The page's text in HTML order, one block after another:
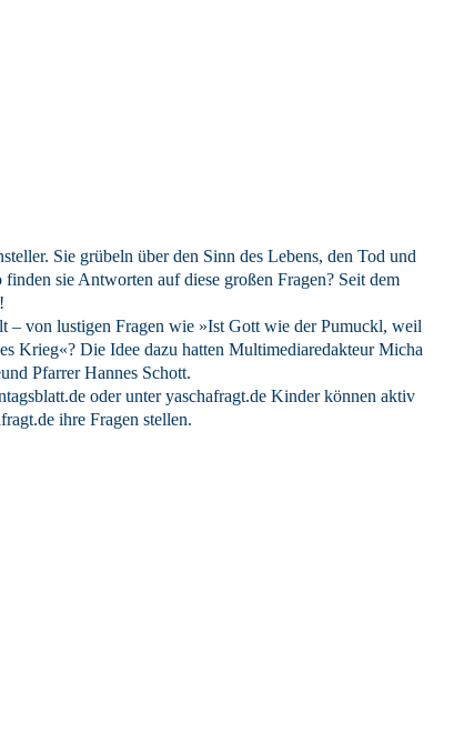
Sie grübeln über den Sinn des Lebens, den Tod und
sie Antworten auf diese großen Fragen? Seit dem
– von lustigen Fragen wie »Ist Gott wie der Pumuckl, weil
Krieg«? Die Idee dazu hatten Multimediaredakteur Micha
Pfarrer Hannes Schott.
oder unter yaschafragt.de Kinder können aktiv
ihre Fragen stellen.